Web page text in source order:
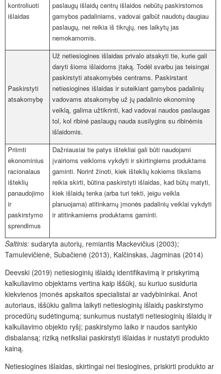
kontroliuoti
išlaidas
paslaugų išlaidų centrų išlaidos nebūtų paskirstomos
gamybos padaliniams, vadovai galbūt naudotų daugiau
paslaugų, nei reikia iš tikrųjų, nes laikytų jas
nemokamomis.
Paskirstyti
atsakomybę
Už netiesiogines išlaidas privalo atsakyti tie, kurie gali
daryti šioms išlaidoms įtaką. Todėl svarbu jas teisingai
paskirstyti atsakomybės centrams. Paskirstant
netiesiogines išlaidas ir suteikiant gamybos padalinių
vadovams atsakomybę už jų padalinio ekonominę
veiklą, galima užtikrinti, kad vadovai naudos paslaugas
tol, kol ribinė paslaugų nauda susilygins su ribinėmis
išlaidomis.
Priimti
ekonominius
racionalaus
išteklių
panaudojimo
ir
paskirstymo
sprendimus
Dažniausiai tie patys ištekliai gali būti naudojami
įvairioms veikloms vykdyti ir skirtingiems produktams
gaminti. Norint žinoti, kiek išteklių kokiems tikslams
reikia skirti, būtina paskirstyti išlaidas, kad būtų matyti,
kiek išlaidų tenka (arba turi tekti, jeigu veikla
planuojama) atitinkamų įmonės padalinių veiklai vykdyti
ir atitinkamiems produktams gaminti.
Šaltinis: sudaryta autorių, remiantis Mackevičius (2003);
Tamulevičienė, Subačienė (2013), Kalčinskas, Jagminas (2014)
Deevski (2019) netiesioginių išlaidų identifikavimą ir priskyrimą
kalkuliavimo objektams vertina kaip iššūkį, su kuriuo susiduria
kiekvienos įmonės apskaitos specialistai ar vadybininkai. Anot
autoriaus, iššūkiu galima laikyti netiesioginių išlaidų paskirstymo
procedūrų sudėtingumą; sunkumus nustatyti netiesioginių išlaidų ir
kalkuliavimo objekto ryšį; paskirstymo laiko ir naudos santykio
disbalansą; riziką netiksliai paskirstyti išlaidas ir nustatyti produkto
kainą.
Netiesiogines išlaidas, skirtingai nei tiesiogines, priskirti produkto ar